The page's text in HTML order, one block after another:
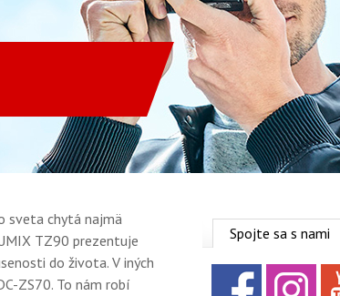
sveta chytá najmä
TZ90 prezentuje
do života. V iných
ZS70. To nám robí
Spojte sa s nami